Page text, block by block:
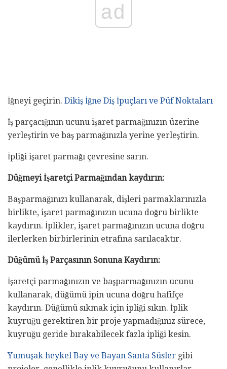
ad
İğneyi geçirin. Dikiş İğne Diş İpuçları ve Püf Noktaları
İş parçacığının ucunu işaret parmağınızın üzerine
yerleştirin ve baş parmağınızla yerine yerleştirin.
İpliği işaret parmağı çevresine sarın.
Düğmeyi İşaretçi Parmağından kaydırın:
Başparmağınızı kullanarak, dişleri parmaklarınızla
birlikte, işaret parmağınızın ucuna doğru birlikte
kaydırın. İplikler, işaret parmağınızın ucuna doğru
ilerlerken birbirlerinin etrafına sarılacaktır.
Düğümü İş Parçasının Sonuna Kaydırın:
İşaretçi parmağınızın ve başparmağınızın ucunu
kullanarak, düğümü ipin ucuna doğru hafifçe
kaydırın. Düğümü sıkmak için ipliği sıkın. İplik
kuyruğu gerektiren bir proje yapmadığınız sürece,
kuyruğu geride bırakabilecek fazla ipliği kesin.
Yumuşak heykel Bay ve Bayan Santa Süsler gibi